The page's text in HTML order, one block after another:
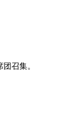
召集。